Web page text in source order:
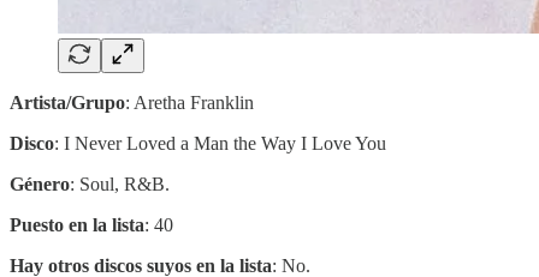
Artista/Grupo: Aretha Franklin
Disco: I Never Loved a Man the Way I Love You
Género: Soul, R&B.
Puesto en la lista: 40
Hay otros discos suyos en la lista: No.